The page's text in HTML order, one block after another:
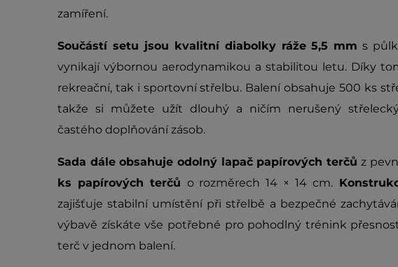
zamíření.
Součástí setu jsou kvalitní diabolky ráže 5,5 mm s
vynikají výbornou aerodynamikou a stabilitou letu. Díky
rekreační, tak i sportovní střelbu. Balení obsahuje 500 ks
takže si můžete užít dlouhý a ničím nerušený
častého doplňování zásob.
Sada dále obsahuje odolný lapač papírových terčůz
ks papírových terčů o rozměrech 14 × 14 cm.
zajišťuje stabilní umístění při střelbě a bezpečné
výbavě získáte vše potřebné pro pohodlný trénink
terč v jednom balení.